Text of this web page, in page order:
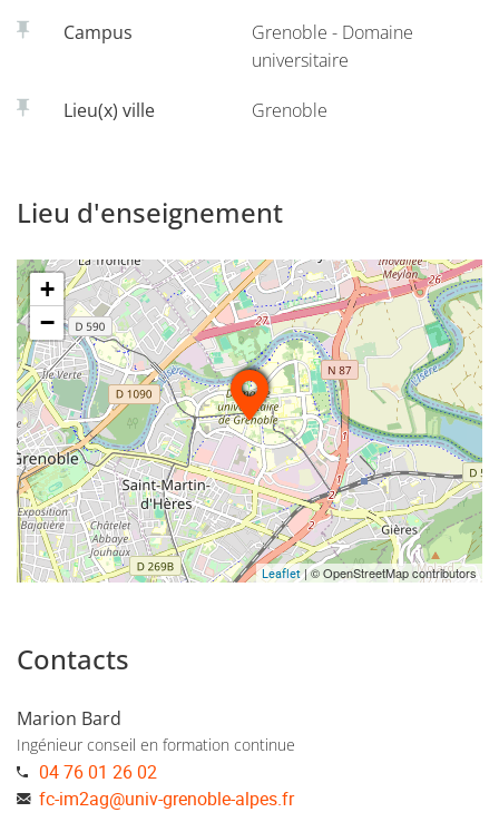
Campus
Grenoble - Domaine
universitaire
Lieu(x) ville Grenoble
Lieu d'enseignement
+
−
Leaflet| © OpenStreetMap contributors
Contacts
Marion Bard
Ingénieur conseil en formation continue
04 76 01 26 02
fc-im2ag@univ-grenoble-alpes.fr